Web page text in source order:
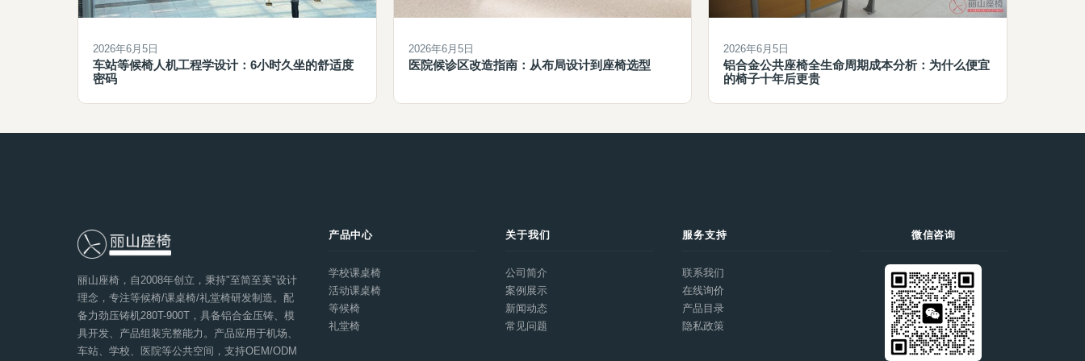
2026年6月5日
车站等候椅人机工程学设计：6小时久坐的舒适度
密码
2026年6月5日
医院候诊区改造指南：从布局设计到座椅选型
2026年6月5日
铝合金公共座椅全生命周期成本分析：为什么便宜
的椅子十年后更贵
丽山座椅，自2008年创立，秉持"至简至美"设计
理念，专注等候椅/课桌椅/礼堂椅研发制造。配
备力劲压铸机280T-900T，具备铝合金压铸、模
具开发、产品组装完整能力。产品应用于机场、
车站、学校、医院等公共空间，支持OEM/ODM
产品中心
学校课桌椅
活动课桌椅
等候椅
礼堂椅
关于我们
公司简介
案例展示
新闻动态
常见问题
服务支持
联系我们
在线询价
产品目录
隐私政策
微信咨询